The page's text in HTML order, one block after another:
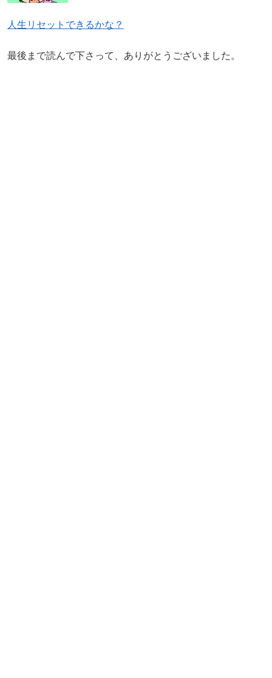
人生リセットできるかな？
最後まで読んで下さって、ありがとうございました。